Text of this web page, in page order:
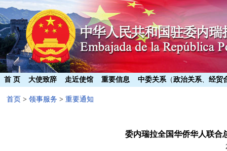
首 页 大使致辞 走近使馆 重要信息 中委关系（政治关系、 经贸
首页 > 领事服务 > 重要通知
委内瑞拉全国华侨华人联合